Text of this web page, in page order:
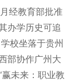
经教育部批准
办学历史可追
校坐落于贵州
部协作广州大
未来：职业教